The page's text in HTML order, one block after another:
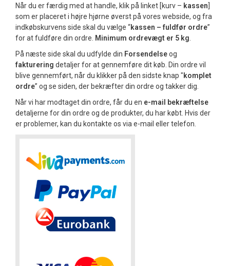
Når du er færdig med at handle, klik på linket [kurv – kassen
som er placeret i højre hjørne øverst på vores webside, og fra
indkøbskurvens side skal du vælge “kassen – fuldfør ordre”
for at fuldføre din ordre. Minimum ordrevægt er 5 kg
På næste side skal du udfylde din Forsendelseog
fakturering detaljer for at gennemføre dit køb. Din ordre vil
blive gennemført, når du klikker på den sidste knap "komplet
ordre” og se siden, der bekræfter din ordre og takker dig.
Når vi har modtaget din ordre, får du en e-mail bekræftelse
detaljerne for din ordre og de produkter, du har købt. Hvis der
er problemer, kan du kontakte os via e-mail eller telefon.